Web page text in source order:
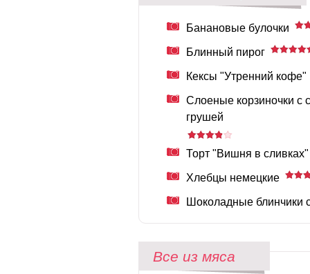
Банановые булочки
Блинный пирог
Кексы "Утренний кофе"
Слоеные корзиночки с
грушей
Торт "Вишня в сливках"
Хлебцы немецкие
Шоколадные блинчики
Все из мяса